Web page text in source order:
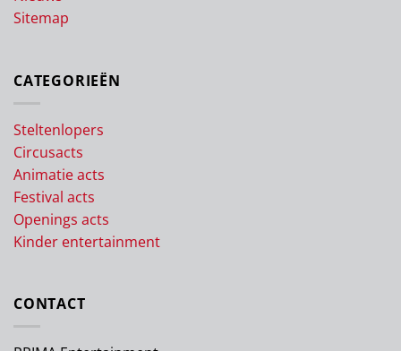
Sitemap
CATEGORIEËN
Steltenlopers
Circusacts
Animatie acts
Festival acts
Openings acts
Kinder entertainment
CONTACT